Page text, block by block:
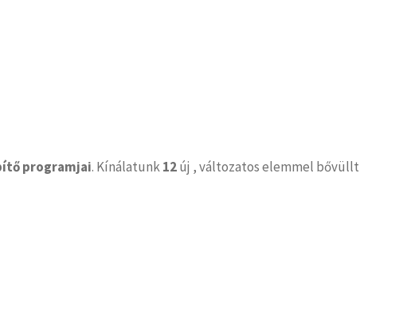
programjai. Kínálatunk12új , változatos elemmel bővüllt